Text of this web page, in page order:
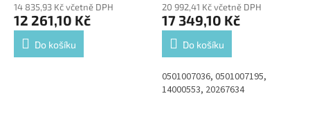
14 835,93 Kč včetně DPH
12 261,10 Kč
Do košíku
20 992,41 Kč včetně DPH
17 349,10 Kč
Do košíku
0501007036, 0501007195,
14000553, 20267634